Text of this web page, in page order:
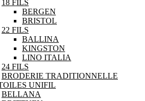
18 FILS
BERGEN
BRISTOL
22 FILS
BALLINA
KINGSTON
LINO ITALIA
24 FILS
BRODERIE TRADITIONNELLE
UNIFIL
BELLANA